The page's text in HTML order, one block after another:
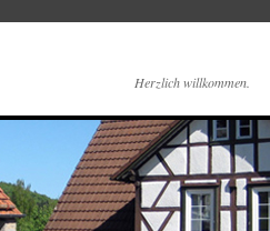
Herzlich willkommen.